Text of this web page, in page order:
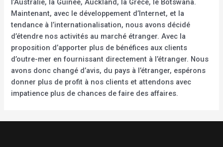
l’Australie, la Guinée, Auckland, la Grèce, le Botswana.
Maintenant, avec le développement d’Internet, et la
tendance à l’internationalisation, nous avons décidé
d’étendre nos activités au marché étranger. Avec la
proposition d’apporter plus de bénéfices aux clients
d’outre-mer en fournissant directement à l’étranger. Nous
avons donc changé d’avis, du pays à l’étranger, espérons
donner plus de profit à nos clients et attendons avec
impatience plus de chances de faire des affaires.